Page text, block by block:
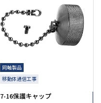
同軸製品
移動体通信工事
7-16保護キャップ